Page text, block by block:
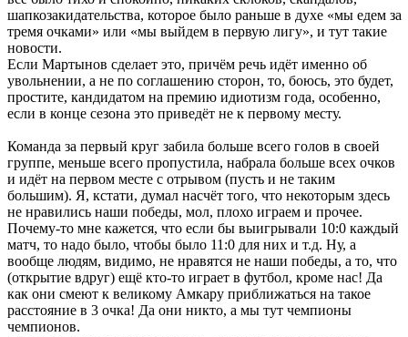
шапкозакидательства, которое было раньше в духе «мы едем за
тремя очками» или «мы выйдем в первую лигу», и тут такие
новости.
Если Мартынов сделает это, причём речь идёт именно об
увольнении, а не по соглашению сторон, то, боюсь, это будет,
простите, кандидатом на премию идиотизм года, особенно,
если в конце сезона это приведёт не к первому месту.
Команда за первый круг забила больше всего голов в своей
группе, меньше всего пропустила, набрала больше всех очков
и идёт на первом месте с отрывом (пусть и не таким
большим). Я, кстати, думал насчёт того, что некоторым здесь
не нравились наши победы, мол, плохо играем и прочее.
Почему-то мне кажется, что если бы выигрывали 10:0 каждый
матч, то надо было, чтобы было 11:0 для них и т.д. Ну, а
вообще людям, видимо, не нравятся не наши победы, а то, что
(открытие вдруг) ещё кто-то играет в футбол, кроме нас! Да
как они смеют к великому Амкару приближаться на такое
расстояние в 3 очка! Да они никто, а мы тут чемпионы
чемпионов.